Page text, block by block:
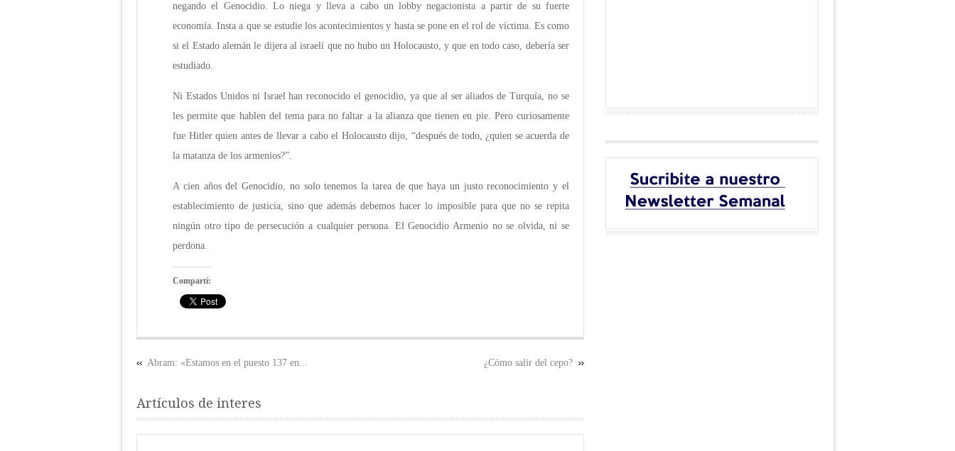
negando el Genocidio. Lo niega y lleva a cabo un lobby negacionista a partir de su fuerte
economía. Insta a que se estudie los acontecimientos y hasta se pone en el rol de víctima. Es como
si el Estado alemán le dijera al israelí que no hubo un Holocausto, y que en todo caso, debería ser
estudiado.
Ni Estados Unidos ni Israel han reconocido el genocidio, ya que al ser aliados de Turquía, no se
les permite que hablen del tema para no faltar a la alianza que tienen en pie. Pero curiosamente
fue Hitler quien antes de llevar a cabo el Holocausto dijo, “después de todo, ¿quien se acuerda de
la matanza de los armenios?”.
A cien años del Genocidio, no solo tenemos la tarea de que haya un justo reconocimiento y el
establecimiento de justicia, sino que además debemos hacer lo imposible para que no se repita
ningún otro tipo de persecución a cualquier persona. El Genocidio Armenio no se olvida, ni se
perdona.
Compartí:
¿Cómo salir del cepo?
Abram: «Estamos en el puesto 137 en...
Artículos de interes